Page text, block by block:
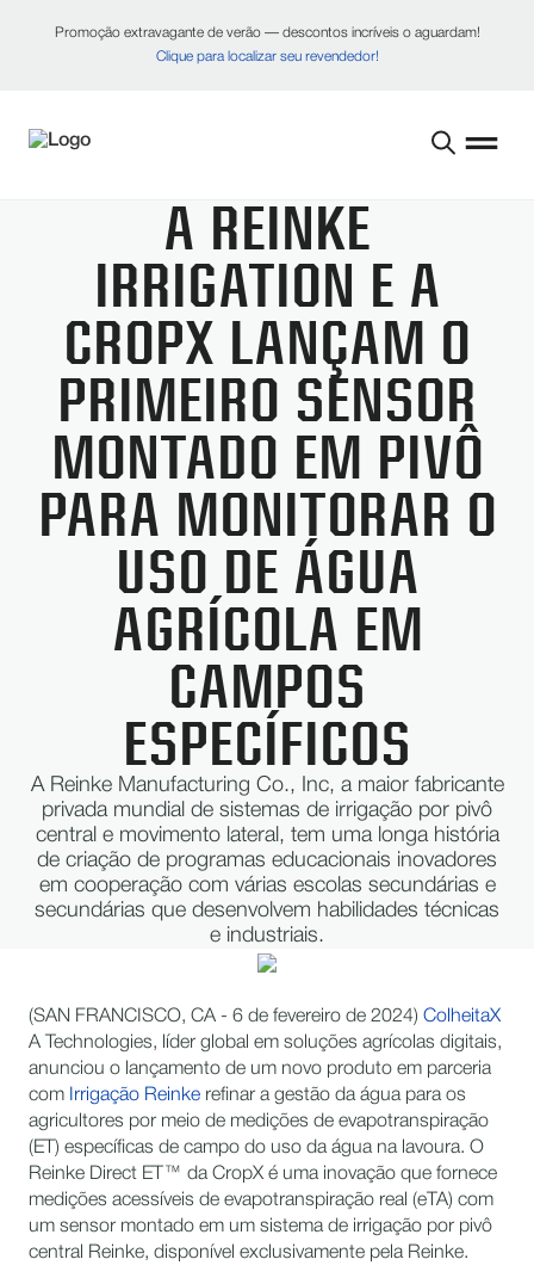
Promoção extravagante de verão — descontos incríveis o aguardam!
Clique para localizar seu revendedor!
A REINKE
IRRIGATION E A
CROPX LANÇAM O
PRIMEIRO SENSOR
MONTADO EM PIVÔ
PARA MONITORAR O
USO DE ÁGUA
AGRÍCOLA EM
CAMPOS
ESPECÍFICOS
A Reinke Manufacturing Co., Inc, a maior fabricante
privada mundial de sistemas de irrigação por pivô
central e movimento lateral, tem uma longa história
de criação de programas educacionais inovadores
em cooperação com várias escolas secundárias e
secundárias que desenvolvem habilidades técnicas
e industriais.
(SAN FRANCISCO, CA - 6 de fevereiro de 2024) ColheitaX
A Technologies, líder global em soluções agrícolas digitais,
anunciou o lançamento de um novo produto em parceria
com
Irrigação Reinke refinar a gestão da água para os
agricultores por meio de medições de evapotranspiração
(ET) específicas de campo do uso da água na lavoura. O
Reinke Direct ET™ da CropX é uma inovação que fornece
medições acessíveis de evapotranspiração real (eTA) com
um sensor montado em um sistema de irrigação por pivô
central Reinke, disponível exclusivamente pela Reinke.